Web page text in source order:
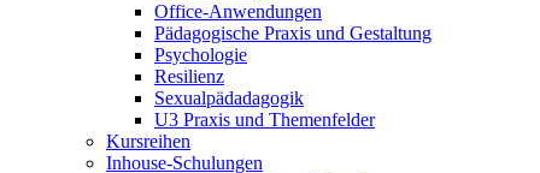
Office-Anwendungen
Pädagogische Praxis und Gestaltung
Psychologie
Resilienz
Sexualpädadagogik
U3 Praxis und Themenfelder
Kursreihen
Inhouse-Schulungen